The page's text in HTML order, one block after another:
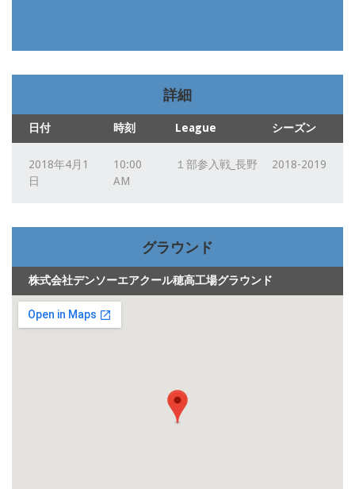
詳細
日付 時刻 League シーズン
2018年4月1
日
10:00
AM
１部参入戦_長野 2018-2019
グラウンド
株式会社デンソーエアクール穂高工場グラウンド